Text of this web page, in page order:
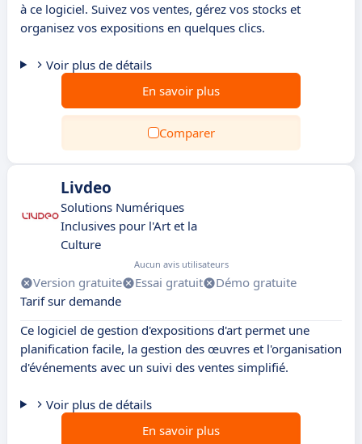
à ce logiciel. Suivez vos ventes, gérez vos stocks et
organisez vos expositions en quelques clics.
Voir plus de détails
En savoir plus
Comparer
Livdeo
Solutions Numériques
Inclusives pour l'Art et la
Culture
Aucun avis utilisateurs
Version gratuite Essai gratuit
Démo gratuite
Tarif sur demande
Ce logiciel de gestion d'expositions d'art permet une
planification facile, la gestion des œuvres et l'organisation
d'événements avec un suivi des ventes simplifié.
Voir plus de détails
En savoir plus